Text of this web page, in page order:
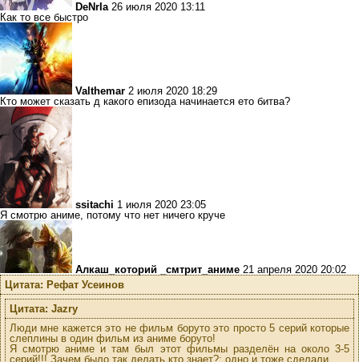
DeNrIa 26 июля 2020 13:11
Как то все быстро
Valthemar 2 июля 2020 18:29
Кто может сказать д какого епизода начинается ето битва?
ssitachi 1 июля 2020 23:05
Я смотрю аниме, потому что нет ничего круче
Алкаш_которий _смтрит_аниме 21 апреля 2020 20:02
Цитата: Рефат Усеинов
Цитата: Jazry
Люди мне кажется это не фильм боруто это просто 5 серий которые
слеплины в один фильм из аниме боруто!
Я смотрю аниме и там был этот фильмы разделён на около 3-5
серий!!! Зачем было так делать кто знает?: одно и тоже сделали.